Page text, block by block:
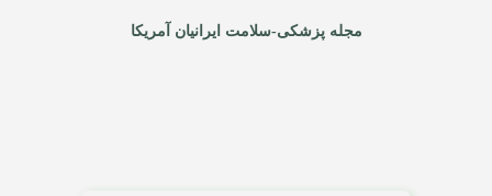
مجله پزشکی-سلامت ایرانیان آمریکا